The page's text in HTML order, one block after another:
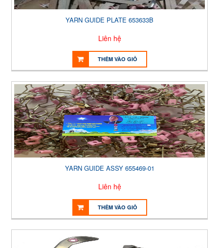
YARN GUIDE PLATE 653633B
Liên hệ
THÊM VÀO GIỎ
YARN GUIDE ASSY 655469-01
Liên hệ
THÊM VÀO GIỎ